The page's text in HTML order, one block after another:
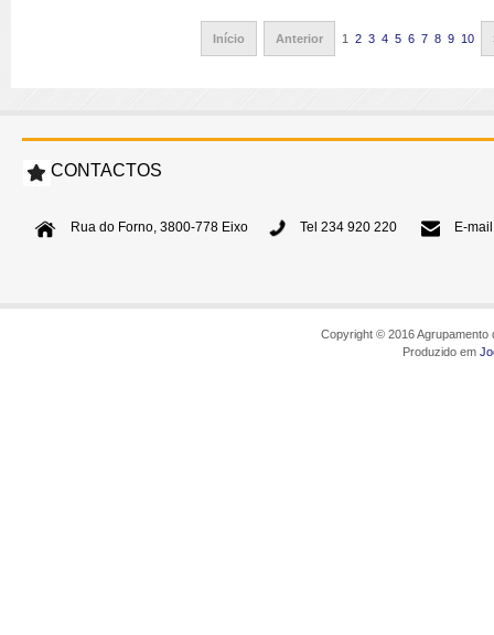
Início Anterior 1 2 3 4 5 6 7 8 9 10
CONTACTOS
Rua do Forno, 3800-778 Eixo Tel 234 920 220 E-
Copyright © 2016
Produzido em